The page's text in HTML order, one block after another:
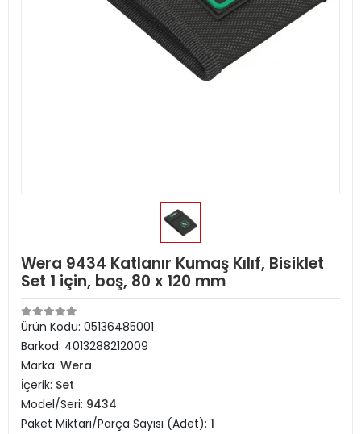
Wera 9434 Katlanır Kumaş Kılıf, Bisiklet
Set 1 için, boş, 80 x 120 mm
Ürün Kodu: 05136485001
Barkod: 4013288212009
Marka: Wera
İçerik: Set
Model/Seri: 9434
Paket Miktarı/Parça Sayısı (Adet): 1